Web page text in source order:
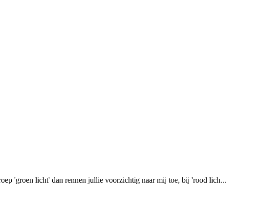
'groen licht' dan rennen jullie voorzichtig naar mij toe, bij 'rood lich...